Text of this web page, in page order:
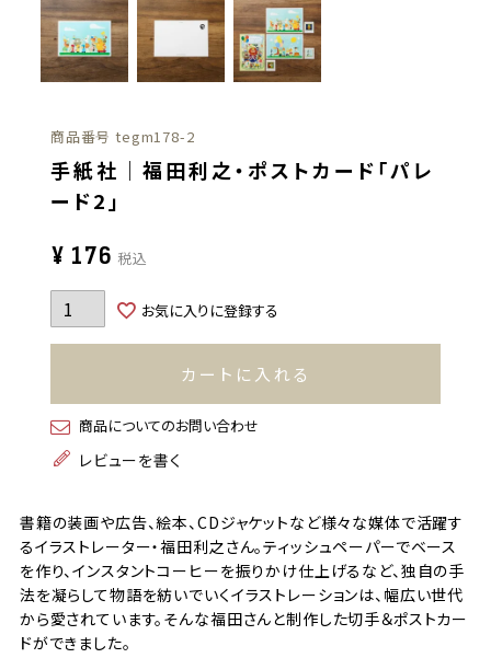
商品番号 tegm178-2
手紙社｜福田利之・ポストカード「パレ
ード2」
¥ 176 税込
お気に入りに登録する
カートに入れる
商品についてのお問い合わせ
レビューを書く
書籍の装画や広告、絵本、CDジャケットなど様々な媒体で活躍す
るイラストレーター・福田利之さん。ティッシュペーパーでベース
を作り、インスタントコーヒーを振りかけ仕上げるなど、独自の手
法を凝らして物語を紡いでいくイラストレーションは、幅広い世代
から愛されています。そんな福田さんと制作した切手＆ポストカー
ドができました。